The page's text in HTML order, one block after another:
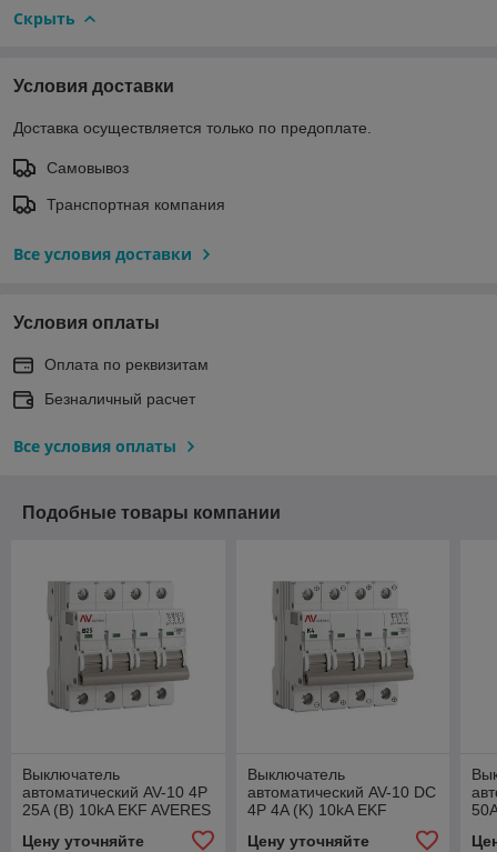
Скрыть
Условия доставки
Доставка осуществляется только по предоплате.
Самовывоз
Транспортная компания
Все условия доставки
Условия оплаты
Оплата по реквизитам
Безналичный расчет
Все условия оплаты
Подобные товары компании
Выключатель
автоматический AV-10 4P
25A (B) 10kA EKF AVERES
Цену уточняйте
Выключатель
автоматический AV-10 DC
4P 4A (K) 10kA EKF
Цену уточняйте